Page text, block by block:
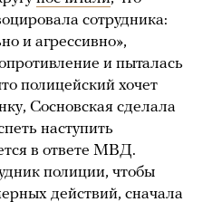
сотрудника:
и агрессивно»,
и пыталась
полицейский хочет
Сосновская сделала
наступить
в ответе МВД.
полиции, чтобы
действий, сначала